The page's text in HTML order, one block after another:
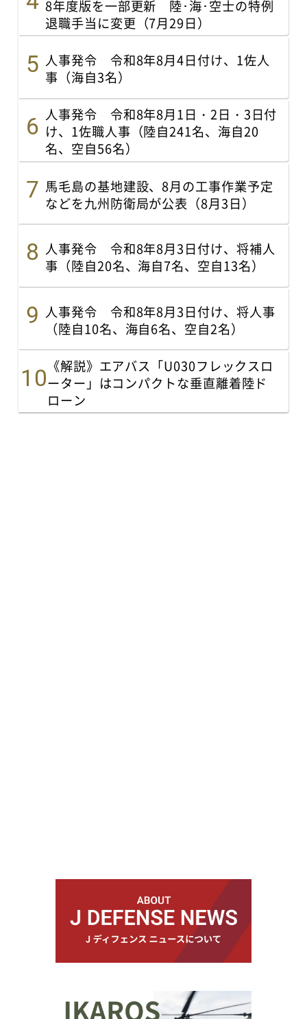
8年度版を一部更新 陸･海･空士の特例
退職手当に変更（7月29日）
人事発令 令和8年8月4日付け、1佐人
事（海自3名）
人事発令 令和8年8月1日・2日・3日付
け、1佐職人事（陸自241名、海自20
名、空自56名）
馬毛島の基地建設、8月の工事作業予定
などを九州防衛局が公表（8月3日）
人事発令 令和8年8月3日付け、将補人
事（陸自20名、海自7名、空自13名）
人事発令 令和8年8月3日付け、将人事
（陸自10名、海自6名、空自2名）
《解説》エアバス「U030フレックスロ
ーター」はコンパクトな垂直離着陸ド
ローン